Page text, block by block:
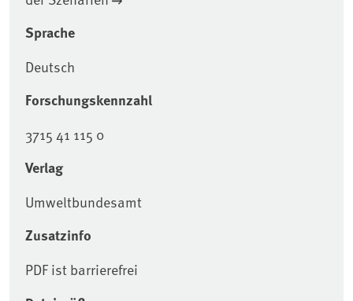
Sprache
Deutsch
Forschungskennzahl
3715 41 115 0
Verlag
Umweltbundesamt
Zusatzinfo
PDF ist barrierefrei